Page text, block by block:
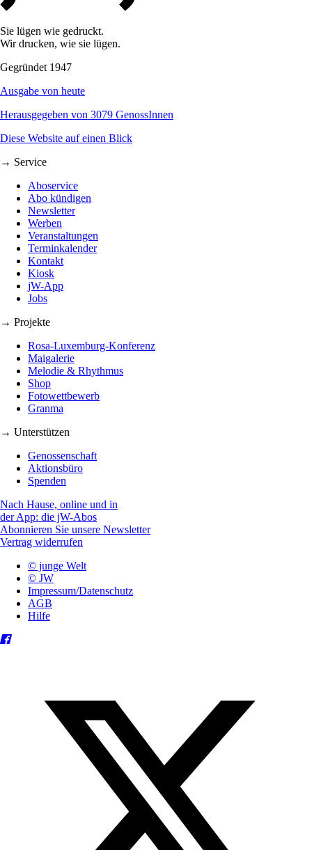
Sie lügen wie gedruckt.
Wir drucken, wie sie lügen.
Gegründet 1947
Ausgabe von heute
Herausgegeben von 3079 GenossInnen
Diese Website auf einen Blick
→ Service
Aboservice
Abo kündigen
Newsletter
Werben
Veranstaltungen
Terminkalender
Kontakt
Kiosk
jW-App
Jobs
→ Projekte
Rosa-Luxemburg-Konferenz
Maigalerie
Melodie & Rhythmus
Shop
Fotowettbewerb
Granma
→ Unterstützen
Genossenschaft
Aktionsbüro
Spenden
Nach Hause, online und in
der App: die jW-Abos
Abonnieren Sie unsere Newsletter
Vertrag widerrufen
© junge Welt
© JW
Impressum/Datenschutz
AGB
Hilfe